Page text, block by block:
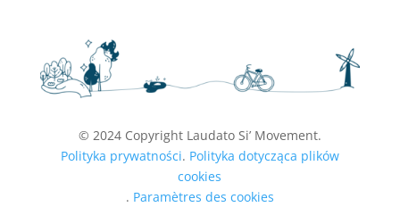
© 2024 Copyright Laudato Si’ Movement.
Polityka prywatności. Polityka dotycząca plików
cookies
. Paramètres des cookies